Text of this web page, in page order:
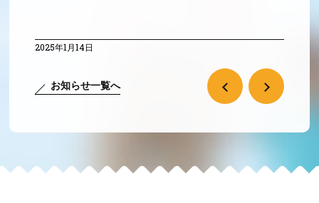
2025年1月14日
お知らせ一覧へ